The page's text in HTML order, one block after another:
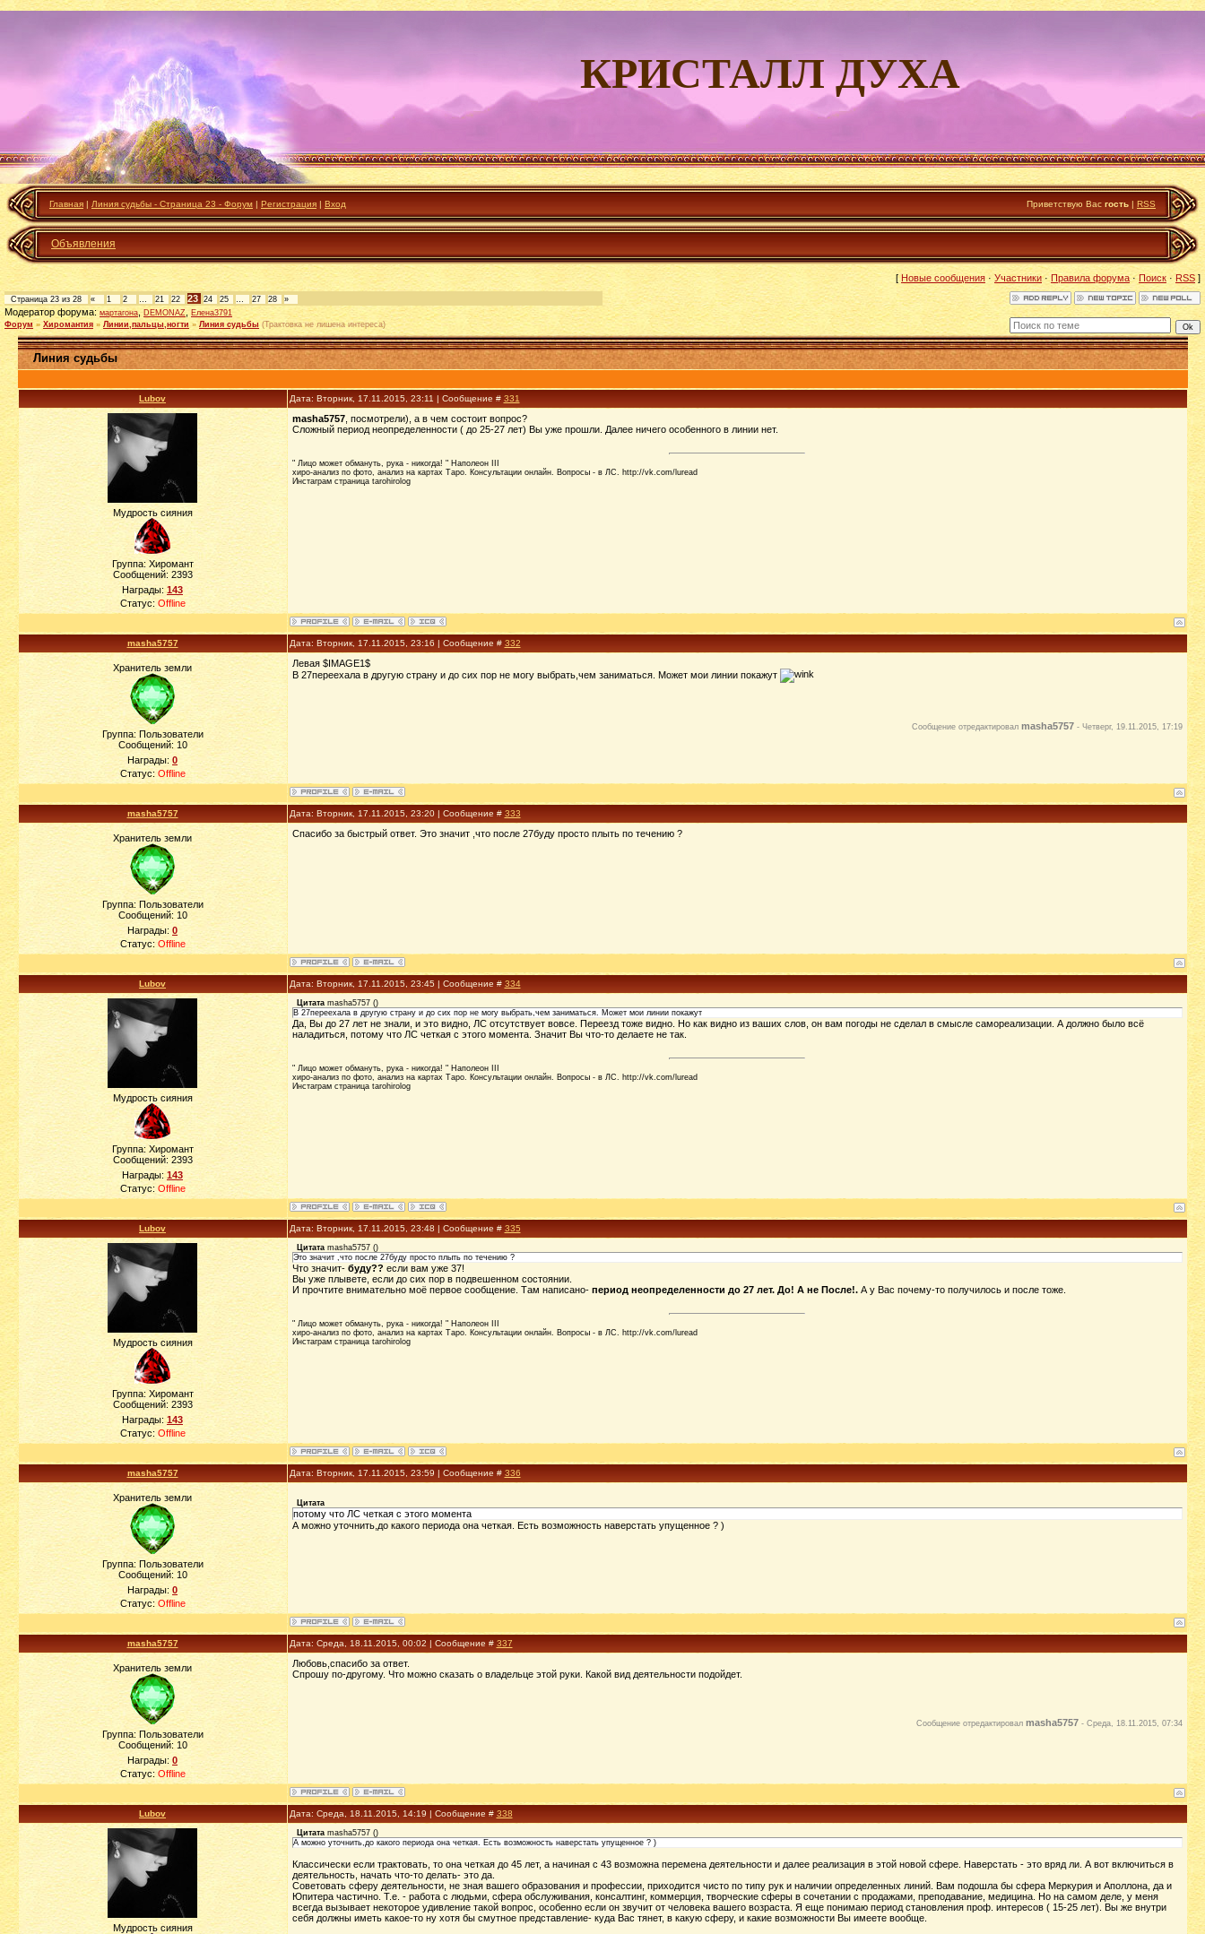
КРИСТАЛЛ ДУХА
Главная | Линия судьбы - Страница 23 - Форум | Регистрация | Вход Приветствую Вас гость | RSS
Объявления
[Новые сообщения · Участники·Правила форума·Поиск · RSS ]
Страница 23 из 28 « 1 2 … 21 22 23 24 25 … 27 28 »
Модератор форума:мартагона DEMONAZ
Елена3791
Форум » Хиромантия » Линии,пальцы,ногти » Линия судьбы (Трактовка не лишена интереса)
Линия судьбы
Lubov Дата: Вторник, 17.11.2015, 23:11 | Сообщение # 331
Мудрость сияния
Группа: Хиромант
Сообщений: 2393
Награды:143
Статус: Offline
masha5757, посмотрели), а в чем состоит вопрос?
Сложный период неопределенности ( до 25-27 лет) Вы уже прошли. Далее ничего особенного в линии нет.
" Лицо может обмануть, рука - никогда! " Наполеон III
хиро-анализ по фото, анализ на картах Таро. Консультации онлайн. Вопросы - в ЛС. http://vk.com/luread
Инстаграм страница tarohirolog
masha5757 Дата: Вторник, 17.11.2015, 23:16 | Сообщение # 332
Хранитель земли
Группа: Пользователи
Сообщений:10
Награды: 0
Статус: Offline
Левая $IMAGE1$
В 27переехала в другую страну и до сих пор не могу выбрать,чем заниматься. Может мои линии покажут
Сообщение отредактировал masha5757- Четверг, 19.11.2015, 17:19
masha5757 Дата: Вторник, 17.11.2015, 23:20 | Сообщение # 333
Хранитель земли
Группа: Пользователи
Сообщений:10
Награды: 0
Статус: Offline
Спасибо за быстрый ответ. Это значит ,что после 27буду просто плыть по течению ?
Lubov Дата: Вторник, 17.11.2015, 23:45 | Сообщение # 334
Мудрость сияния
Группа: Хиромант
Сообщений: 2393
Награды:143
Статус: Offline
Цитата masha5757()
В 27переехала в другую страну и до сих пор не могу выбрать,чем заниматься. Может мои линии покажут
Да, Вы до 27 лет не знали, и это видно, ЛС отсутствует вовсе. Переезд тоже видно. Но как видно из ваших слов, он вам погоды не сделал в смысле самореализации. А должно было всё
наладиться, потому что ЛС четкая с этого момента. Значит Вы что-то делаете не так.
" Лицо может обмануть, рука - никогда! " Наполеон III
хиро-анализ по фото, анализ на картах Таро. Консультации онлайн. Вопросы - в ЛС. http://vk.com/luread
Инстаграм страница tarohirolog
Lubov Дата: Вторник, 17.11.2015, 23:48 | Сообщение # 335
Мудрость сияния
Группа: Хиромант
Сообщений: 2393
Награды:143
Статус: Offline
Цитата masha5757()
Это значит ,что после 27буду просто плыть по течению ?
Что значит- буду?? если вам уже 37!
Вы уже плывете, если до сих пор в подвешенном состоянии.
И прочтите внимательно моё первое сообщение. Там написано- период неопределенности до 27 лет. До! А не После!.А у Вас почему-то получилось и после тоже.
" Лицо может обмануть, рука - никогда! " Наполеон III
хиро-анализ по фото, анализ на картах Таро. Консультации онлайн. Вопросы - в ЛС. http://vk.com/luread
Инстаграм страница tarohirolog
masha5757 Дата: Вторник, 17.11.2015, 23:59 | Сообщение # 336
Хранитель земли
Группа: Пользователи
Сообщений:10
Награды: 0
Статус: Offline
Цитата
потому что ЛС четкая с этого момента
А можно уточнить,до какого периода она четкая. Есть возможность наверстать упущенное ? )
masha5757 Дата: Среда, 18.11.2015, 00:02 | Сообщение # 337
Хранитель земли
Группа: Пользователи
Сообщений:10
Награды: 0
Статус: Offline
Любовь,спасибо за ответ.
Спрошу по-другому. Что можно сказать о владельце этой руки. Какой вид деятельности подойдет.
Сообщение отредактировал masha5757- Среда, 18.11.2015, 07:34
Lubov Дата: Среда, 18.11.2015, 14:19 | Сообщение # 338
Мудрость сияния
Цитата masha5757()
А можно уточнить,до какого периода она четкая. Есть возможность наверстать упущенное ? )
Классически если трактовать, то она четкая до 45 лет, а начиная с 43 возможна перемена деятельности и далее реализация в этой новой сфере. Наверстать - это вряд ли. А вот включиться в
деятельность, начать что-то делать- это да.
Советовать сферу деятельности, не зная вашего образования и профессии, приходится чисто по типу рук и наличии определенных линий. Вам подошла бы сфера Меркурия и Аполлона, да и
Юпитера частично. Т.е. - работа с людьми, сфера обслуживания, консалтинг, коммерция, творческие сферы в сочетании с продажами, преподавание, медицина. Но на самом деле, у меня
всегда вызывает некоторое удивление такой вопрос, особенно если он звучит от человека вашего возраста. Я еще понимаю период становления проф. интересов ( 15-25 лет). Вы же внутри
себя должны иметь какое-то ну хотя бы смутное представление- куда Вас тянет, в какую сферу, и какие возможности Вы имеете вообще.